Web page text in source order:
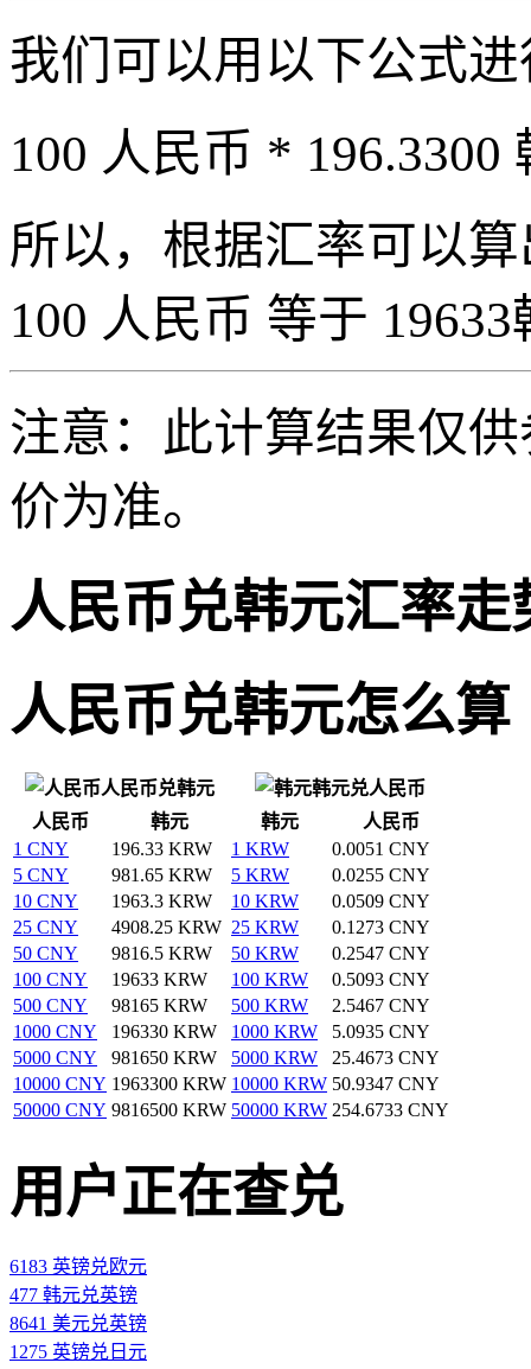
我们可以用以下公式
100 人民币 * 196.3300
所以，根据汇率可以
100 人民币 等于
注意：此计算结果仅
价为准。
人民币兑韩元汇率走
人民币兑韩元怎么算
人民币兑韩元
韩元兑人民币
人民币
韩元 韩元
人民币
1 CNY
196.33 KRW 1 KRW
0.0051 CNY
5 CNY
981.65 KRW 5 KRW
0.0255 CNY
10 CNY
1963.3 KRW 10 KRW
0.0509 CNY
25 CNY
4908.25 KRW 25 KRW
0.1273 CNY
50 CNY
9816.5 KRW 50 KRW
0.2547 CNY
100 CNY
19633 KRW 100 KRW
0.5093 CNY
500 CNY
98165 KRW 500 KRW
2.5467 CNY
1000 CNY
196330 KRW 1000 KRW
5.0935 CNY
5000 CNY
981650 KRW 5000 KRW
25.4673 CNY
10000 CNY 1963300 KRW 10000 KRW 50.9347 CNY
50000 CNY 9816500 KRW 50000 KRW 254.6733 CNY
用户正在查兑
6183 英镑兑欧元
477 韩元兑英镑
8641 美元兑英镑
1275 英镑兑日元